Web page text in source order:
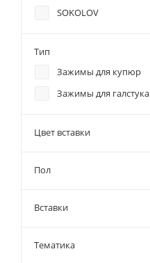
SOKOLOV
Тип
Зажимы для купюр
Зажимы для галстука
Цвет вставки
Пол
Вставки
Тематика